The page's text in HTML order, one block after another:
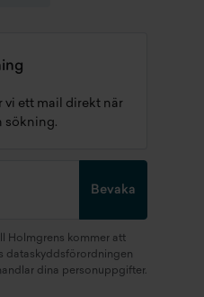
vi ett mail direkt när
sökning.
Bevaka
Holmgrens kommer att
dataskyddsförordningen
dina personuppgifter.